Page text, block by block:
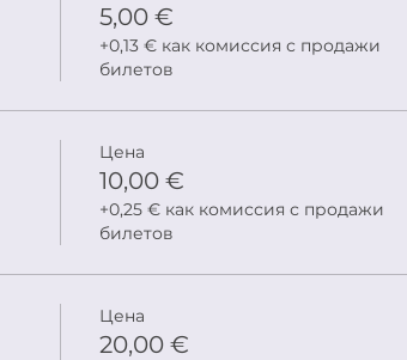
5,00 €
+0,13 € как комиссия с продажи
билетов
Цена
10,00 €
+0,25 € как комиссия с продажи
билетов
Цена
20,00 €